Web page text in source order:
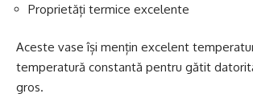
Proprietăți termice excelente
Aceste vase își mențin excelent
temperatură constantă pentru gătit
gros.